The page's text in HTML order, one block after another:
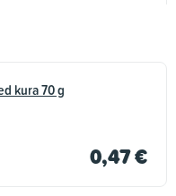
kura 70 g
0,47 €